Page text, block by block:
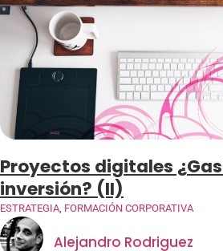
Proyectos digitales
inversión? (II)
ESTRATEGIA FORMACIÓN CORPORATIVA
Alejandro Rodriguez